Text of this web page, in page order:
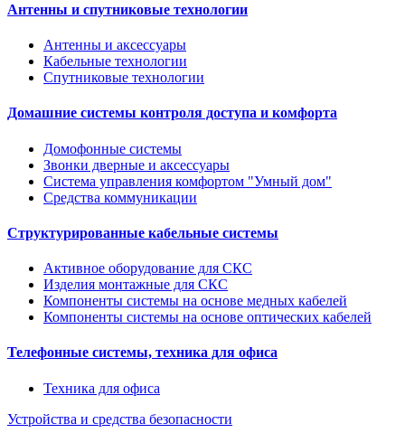
Антенны и спутниковые технологии
Антенны и аксессуары
Кабельные технологии
Спутниковые технологии
Домашние системы контроля доступа и комфорта
Домофонные системы
Звонки дверные и аксессуары
Система управления комфортом "Умный дом"
Средства коммуникации
Структурированные кабельные системы
Активное оборудование для СКС
Изделия монтажные для СКС
Компоненты системы на основе медных кабелей
Компоненты системы на основе оптических кабелей
Телефонные системы, техника для офиса
Техника для офиса
Устройства и средства безопасности